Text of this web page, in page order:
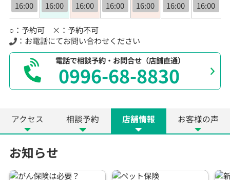
16:00 16:00 16:00 16:00 16:00 16:00 16:00
○：予約可 ×：予約不可
：お電話にてお問い合わせください
電話で相談予約・お問合せ（店舗直通）
0996-68-8830
アクセス 相談予約 店舗情報 お客様の声
お知らせ